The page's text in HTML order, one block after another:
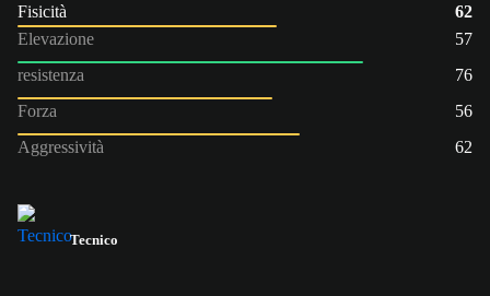
Fisicità
62
Elevazione
57
resistenza
76
Forza
56
Aggressività
62
Tecnico